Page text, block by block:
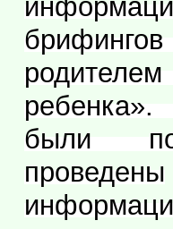
были
проведены